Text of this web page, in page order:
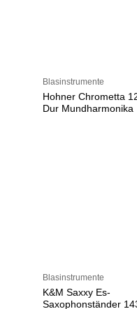
Blasinstrumente
Hohner Chrometta
Dur Mundharmonika
Blasinstrumente
K&M Saxxy Es-
Saxophonständer